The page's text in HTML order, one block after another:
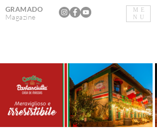
ME
NU
GRAMADO
Magazine